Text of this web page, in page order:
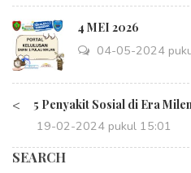
4 MEI 2026
04-05-2024
< 5 Penyakit Sosial di Era
19-02-2024 pukul 15:01
SEARCH